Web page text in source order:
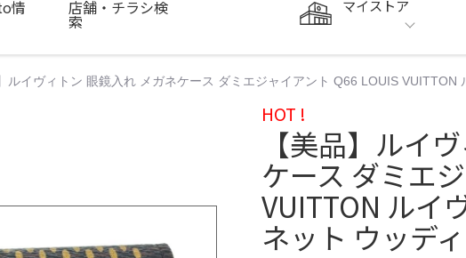
マイストア
情 店舗・チラシ検
索
ルイヴィトン 眼鏡入れ メガネケース ダミエジャイアント Q66 LOUIS
HOT !
【美品】ルイ
ケース ダミエ
VUITTON ルイ
ネット ウッデ